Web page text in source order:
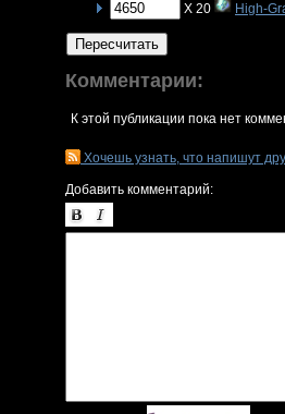
X 20
High-
Пересчитать
Комментарии:
К этой публикации пока нет
Хочешь узнать, что напишут
Добавить комментарий: